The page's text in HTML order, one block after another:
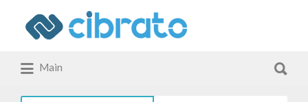
Αναζήτηση
για:
Main
για: